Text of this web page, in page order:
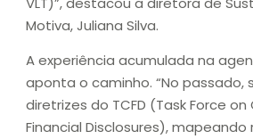
Motiva, Juliana Silva.
A experiência acumulada na
aponta o caminho. “No passado,
diretrizes do TCFD (Task Force
Financial Disclosures),